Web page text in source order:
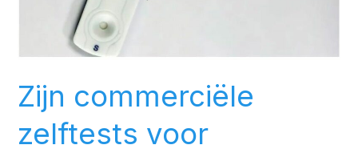
Zijn commerciële
zelftests voor
betrouwbaar?
moet
naar